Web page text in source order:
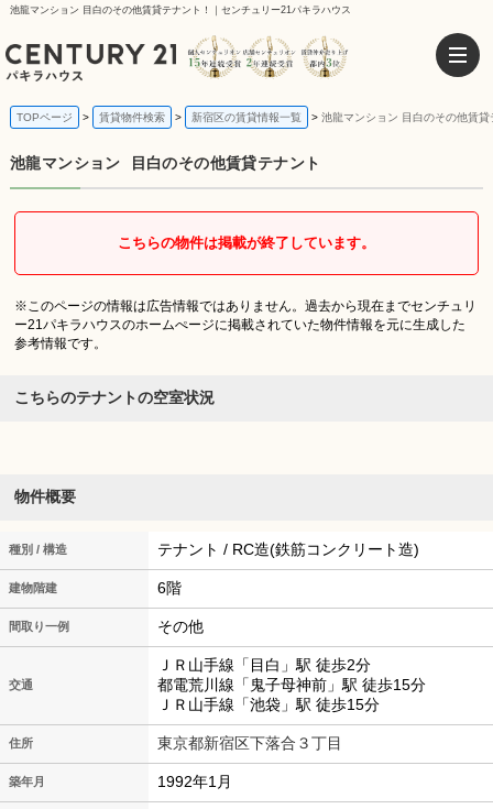
池龍マンション 目白のその他賃貸テナント！｜センチュリー21パキラハウス
TOPページ 賃貸物件検索 新宿区の賃貸情報一覧 池龍マンション 目白のその他賃貸
池龍マンション 目白のその他賃貸テナント
こちらの物件は掲載が終了しています。
※このページの情報は広告情報ではありません。過去から現在までセンチュリ
ー21パキラハウスのホームぺージに掲載されていた物件情報を元に生成した
参考情報です。
こちらのテナントの空室状況
物件概要
種別 / 構造 テナント / RC造(鉄筋コンクリート造)
建物階建 6階
間取り一例 その他
交通
ＪＲ山手線「目白」駅 徒歩2分
都電荒川線「鬼子母神前」駅 徒歩15分
ＪＲ山手線「池袋」駅 徒歩15分
住所 東京都新宿区下落合３丁目
築年月 1992年1月